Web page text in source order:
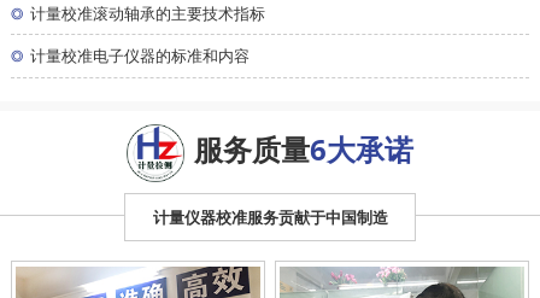
◎ 计量校准滚动轴承的主要技术指标
◎ 计量校准电子仪器的标准和内容
服务质量6大承诺
计量仪器校准服务贡献于中国制造